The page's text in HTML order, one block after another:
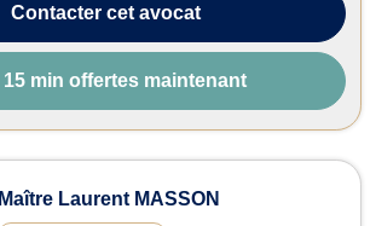
Contactercet avocat
15 min offertes maintenant
Maître Laurent MASSON